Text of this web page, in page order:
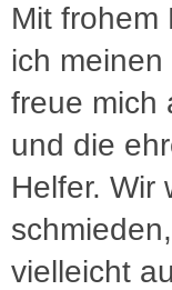
Mit frohem
ich
freue mich
und die
Helfer. Wir
vielleicht